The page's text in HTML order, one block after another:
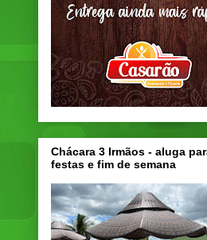
Chácara 3 Irmãos - aluga
festas e fim de semana